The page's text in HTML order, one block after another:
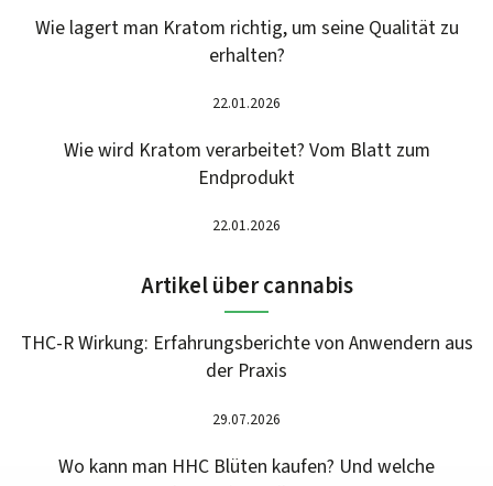
Wie lagert man Kratom richtig, um seine Qualität zu
erhalten?
22.01.2026
Wie wird Kratom verarbeitet? Vom Blatt zum
Endprodukt
22.01.2026
Artikel über cannabis
THC-R Wirkung: Erfahrungsberichte von Anwendern aus
der Praxis
29.07.2026
Wo kann man HHC Blüten kaufen? Und welche